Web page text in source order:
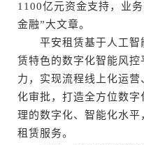
1100亿元资金支持，业
金融”大文章。
平安租赁基于人工智
赁特色的数字化智能风
力，实现流程线上化运
化审批，打造全方位数
理的数字化、智能化水
租赁服务。